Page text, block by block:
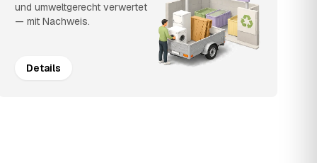
und umweltgerecht verwertet
— mit Nachweis.
Details